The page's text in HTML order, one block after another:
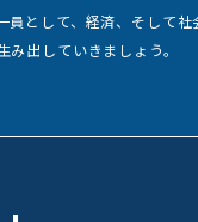
員として、経済、そして社
み出していきましょう。